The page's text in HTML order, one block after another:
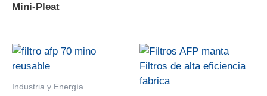
Mini-Pleat
Industria y Energía